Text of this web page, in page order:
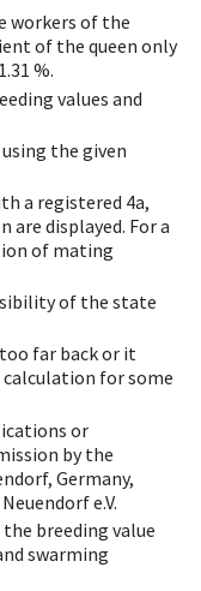
workers of the
of the queen only
%.
values and
the given
a registered 4a,
are displayed. For a
of mating
of the state
far back or it
for some
or
by the
Germany,
e.V.
breeding value
swarming